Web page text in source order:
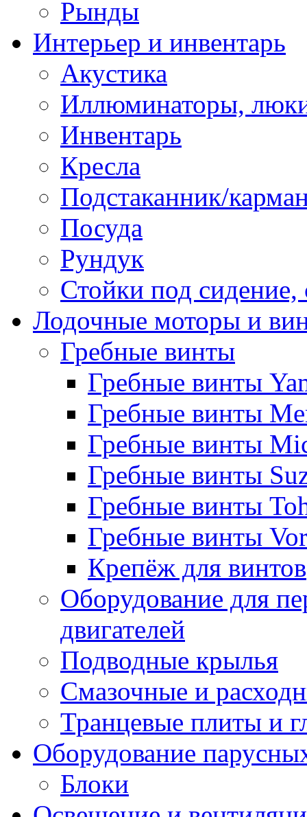
Рынды
Интерьер и инвентарь
Акустика
Иллюминаторы,
Инвентарь
Кресла
Подстаканник/
Посуда
Рундук
Стойки под
Лодочные моторы и
Гребные винты
Гребные винты
Гребные винты
Гребные винты
Гребные винты
Гребные винты
Гребные винты
Крепёж для винтов
Оборудование для
двигателей
Подводные крылья
Смазочные и
Транцевые плиты и
Оборудование
Блоки